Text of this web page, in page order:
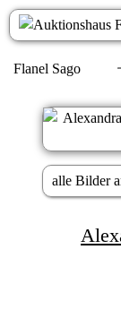
Flanel Sago
alle Bilder